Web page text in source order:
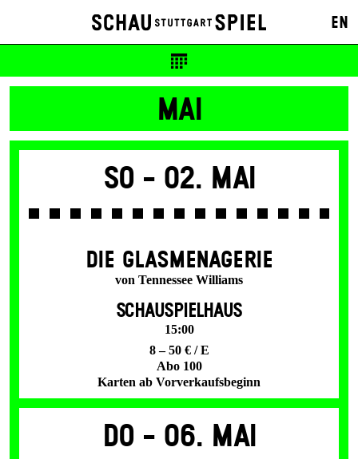
EN
20 / 10 €
Karten ab Vorverkaufsbeginn
MAI
So - 02. Mai
DIE GLAS­MENAGERIE
von Tennessee Williams
SCHAUSPIELHAUS
15:00
8 – 50 € / E
Abo 100
Karten ab Vorverkaufsbeginn
Do - 06. Mai